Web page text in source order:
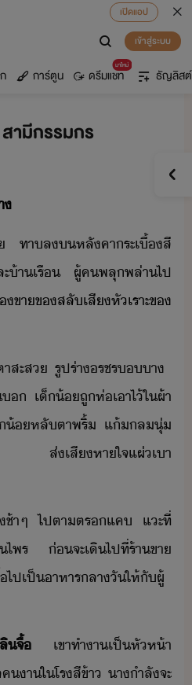
เปิดแอป
เข้าสู่ระบบ
การ์ตูน
มาใหม่
ดรีมแชท ธัญลิสต์
ามีกรรมกร
ทา​ล​​หลัคา​ระเื้​สี​
​้าเรื​ ​ผู้ค​พลุพล่า​ไป​
ขาข​สลั​เสีหัเราะ​ข​
ะส​ ​รูปร่า​รชร​า​
เ็้​ถู​ห่​เาไ้​ใ​ผ้า​
​หลัตา​พริ้​ ​แ้​ล​ุ่​
เสี​หาใจ​แผ่เา​
ช้าๆ​ ​ไป​ตา​ตร​แค​ ​แะ​ที่​
ไพร​ ​่​จะ​เิ​ไป​ที่​ร้า​ขา​
ป​เป็​าหารลาั​ให้​ั​ผู้​
​จื้​ เขา​ทำา​เป็​หัห้า​
า​ใ​โรสีข้า​ ​า​ำลัจะ​